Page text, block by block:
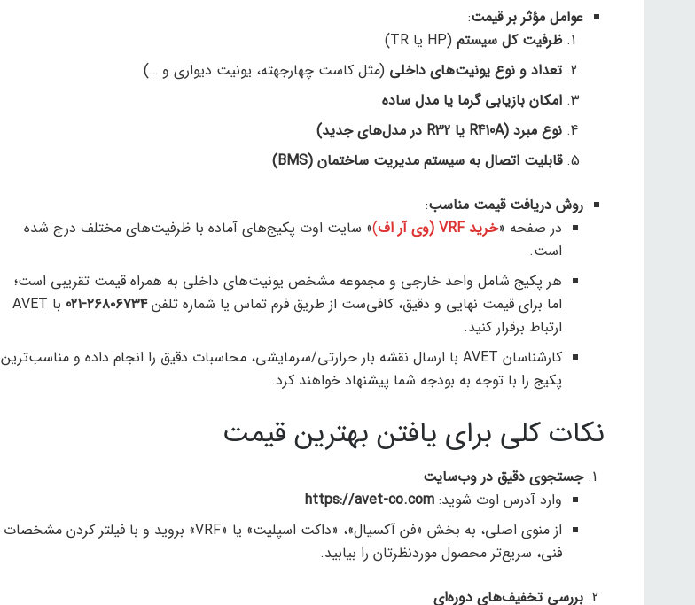
عوامل مؤثر بر قیمت:
ظرفیت کل سیستم (HP یا TR)
تعداد و نوع یونیت‌های داخلی (مثل کاست چهارجهته، یونیت دیواری و …)
امکان بازیابی گرما یا مدل ساده
نوع مبرد (R410A یا R32 در مدل‌های جدید)
قابلیت اتصال به سیستم مدیریت ساختمان (BMS)
روش دریافت قیمت مناسب:
در صفحه «خرید VRF (وی آر اف )» سایت اوت پکیج‌های آماده با ظرفیت‌های مختلف درج شده
است.
هر پکیج شامل واحد خارجی و مجموعه مشخص یونیت‌های داخلی به همراه قیمت تقریبی است؛
اما برای قیمت نهایی و دقیق، کافی‌ست از طریق فرم تماس یا شماره تلفن۲۶۸۰۶۷۳۴-021
با AVET
ارتباط برقرار کنید.
کارشناسان AVET با ارسال نقشه بار حرارتی/سرمایشی، محاسبات دقیق را انجام داده و مناسب‌ترین
پکیج را با توجه به بودجه شما پیشنهاد خواهند کرد.
نکات کلی برای یافتن بهترین قیمت
جستجوی دقیق در وب‌سایت
وارد آدرس اوت شوید: https://avet-co.com
از منوی اصلی، به بخش «فن آکسیال»، «داکت اسپلیت» یا «VRF» بروید و با فیلتر کردن مشخصات
فنی، سریع‌تر محصول موردنظرتان را بیابید.
بررسی تخفیف‌های دوره‌ای